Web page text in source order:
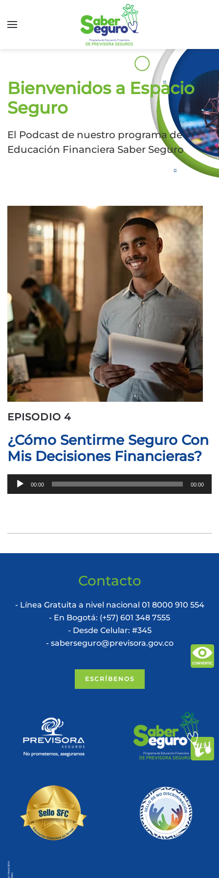
Bienvenidos a Espacio
Seguro
El Podcast de nuestro programa de
Educación Financiera Saber Seguro
EPISODIO 4
¿Cómo Sentirme Seguro Con
Mis Decisiones Financieras?
Reproductor
de
00:00 00:00
Contacto
- Línea Gratuita a nivel nacional 01 8000 910 554
- En Bogotá: (+57) 601 348 7555
- Desde Celular: #345
- saberseguro@previsora.gov.co
ESCRÍBENOS